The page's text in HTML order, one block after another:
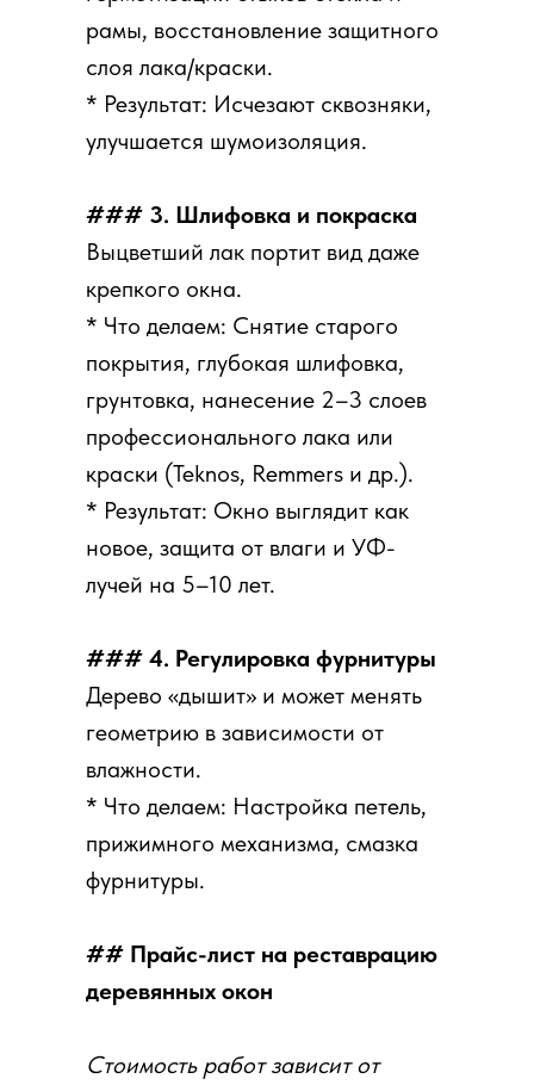
рамы, восстановление защитного
слоя лака/краски.
* Результат: Исчезают сквозняки,
улучшается шумоизоляция.
### 3. Шлифовка и покраска
Выцветший лак портит вид даже
крепкого окна.
* Что делаем: Снятие старого
покрытия, глубокая шлифовка,
грунтовка, нанесение 2–3 слоев
профессионального лака или
краски (Teknos, Remmers и др.).
* Результат: Окно выглядит как
новое, защита от влаги и УФ-
лучей на 5–10 лет.
### 4. Регулировка фурнитуры
Дерево «дышит» и может менять
геометрию в зависимости от
влажности.
* Что делаем: Настройка петель,
прижимного механизма, смазка
фурнитуры.
## Прайс-лист на реставрацию
деревянных окон
Стоимость работ зависит от